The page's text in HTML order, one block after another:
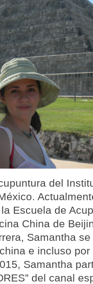
del
Escuela de
China de
Samantha
e incluso
Samantha
del canal